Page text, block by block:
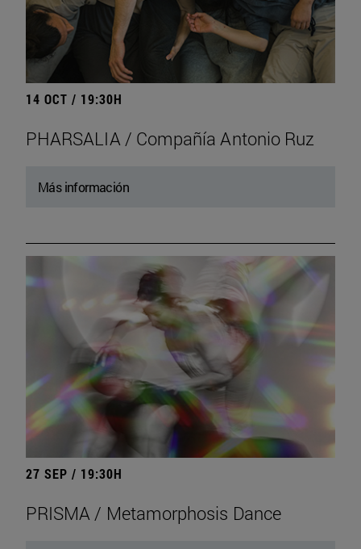
14 OCT / 19:30H
PHARSALIA / Compañía Antonio Ruz
Más información
27 SEP / 19:30H
PRISMA / Metamorphosis Dance